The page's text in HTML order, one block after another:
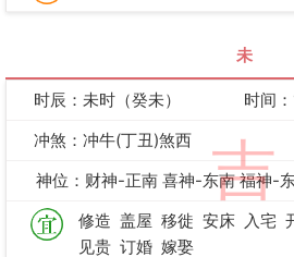
未
吉
时辰：未时（癸未）
时间
冲煞：冲牛(丁丑)煞西
神位：财神-正南 喜神-东南 福神-
修造 盖屋 移徙 安床 入宅
见贵 订婚 嫁娶